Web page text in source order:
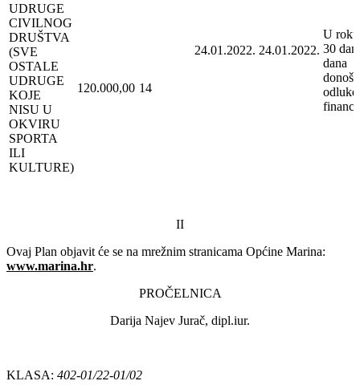
24.01.2022. 24.01.2022.
U
30
dana
odluke
UDRUGE
CIVILNOG
DRUŠTVA
(SVE
OSTALE
UDRUGE
KOJE
NISU U
OKVIRU
SPORTA
ILI
KULTURE)
120.000,00 14
II
Ovaj Plan objavit će se na mrežnim stranicama Općine Marina:
www.marina.hr.
PROČELNICA
Darija Najev Jurač, dipl.iur.
KLASA: 402-01/22-01/02